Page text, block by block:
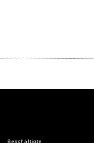
Beschäftigte